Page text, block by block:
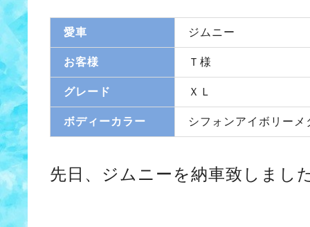
愛車 ジムニー
お客様 Ｔ様
グレード ＸＬ
ボディーカラー シフォンアイボリーメ
先日、ジムニーを納車致しまし